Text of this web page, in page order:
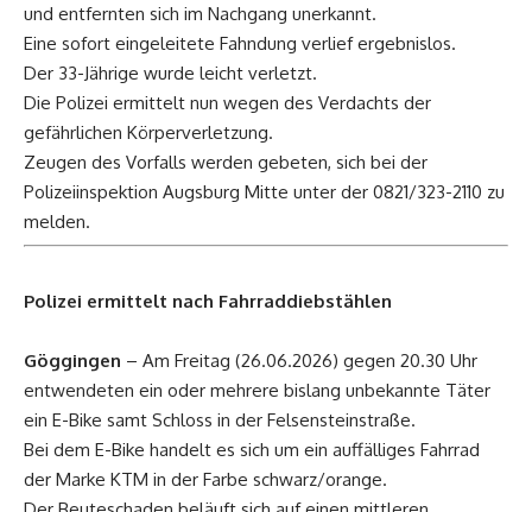
und entfernten sich im Nachgang unerkannt.
Eine sofort eingeleitete Fahndung verlief ergebnislos.
Der 33-Jährige wurde leicht verletzt.
Die Polizei ermittelt nun wegen des Verdachts der
gefährlichen Körperverletzung.
Zeugen des Vorfalls werden gebeten, sich bei der
Polizeiinspektion Augsburg Mitte unter der 0821/323-2110 zu
melden.
Polizei ermittelt nach Fahrraddiebstählen
Göggingen – Am Freitag (26.06.2026) gegen 20.30 Uhr
entwendeten ein oder mehrere bislang unbekannte Täter
ein E-Bike samt Schloss in der Felsensteinstraße.
Bei dem E-Bike handelt es sich um ein auffälliges Fahrrad
der Marke KTM in der Farbe schwarz/orange.